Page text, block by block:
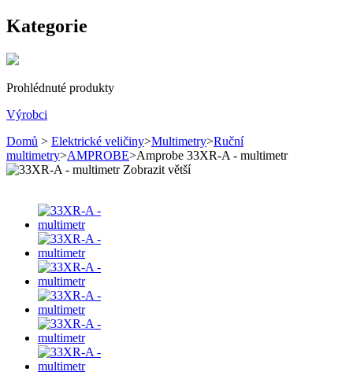
Kategorie
Prohlédnuté produkty
Výrobci
Domů > Elektrické veličiny>Multimetry>Ruční
multimetry>AMPROBE>Amprobe 33XR-A - multimetr
Zobrazit větší